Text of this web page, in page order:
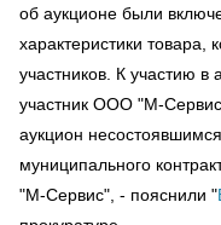
об аукционе были
характеристики товара,
участников. К участию
участник ООО "М-
аукцион
муниципального
"М-Сервис", - пояснили "